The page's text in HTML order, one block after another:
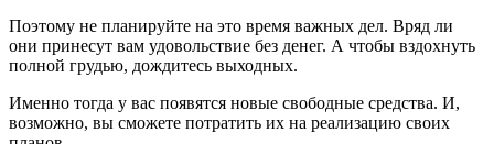
Поэтому не планируйте на это время важных дел. Вряд ли
они принесут вам удовольствие без денег. А чтобы вздохнуть
полной грудью, дождитесь выходных.
Именно тогда у вас появятся новые свободные средства. И,
возможно, вы сможете потратить их на реализацию своих